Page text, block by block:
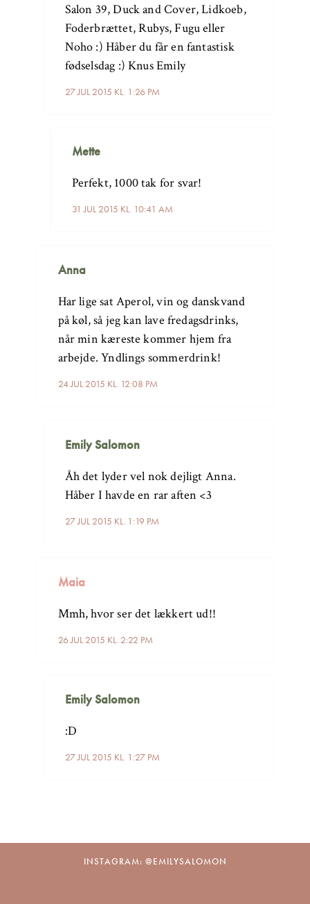
27 JUL 2015 KL. 1:26 PM
Salon 39, Duck and Cover, Lidkoeb,
Foderbrættet, Rubys, Fugu eller
Noho :) Håber du får en fantastisk
fødselsdag :) Knus Emily
Mette
31 JUL 2015 KL. 10:41 AM
Perfekt, 1000 tak for svar!
Anna
24 JUL 2015 KL. 12:08 PM
Har lige sat Aperol, vin og danskvand
på køl, så jeg kan lave fredagsdrinks,
når min kæreste kommer hjem fra
arbejde. Yndlings sommerdrink!
Emily Salomon
27 JUL 2015 KL. 1:19 PM
Åh det lyder vel nok dejligt Anna.
Håber I havde en rar aften <3
Maia
26 JUL 2015 KL. 2:22 PM
Mmh, hvor ser det lækkert ud!!
Emily Salomon
27 JUL 2015 KL. 1:27 PM
:D
INSTAGRAM: @EMILYSALOMON